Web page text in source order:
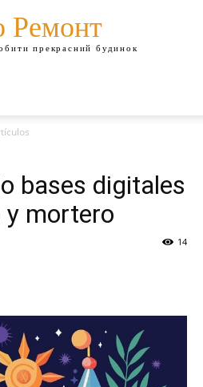
Ремонт
прекрасний будинок
bases digitales
y mortero
14